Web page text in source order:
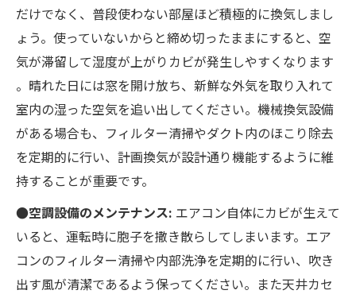
だけでなく、普段使わない部屋ほど積極的に換気しまし
ょう。使っていないからと締め切ったままにすると、空
気が滞留して湿度が上がりカビが発生しやすくなります​
。晴れた日には窓を開け放ち、新鮮な外気を取り入れて
室内の湿った空気を追い出してください。機械換気設備
がある場合も、フィルター清掃やダクト内のほこり除去
を定期的に行い、計画換気が設計通り機能するように維
持することが重要です。
●空調設備のメンテナンス: エアコン自体にカビが生えて
いると、運転時に胞子を撒き散らしてしまいます。エア
コンのフィルター清掃や内部洗浄を定期的に行い、吹き
出す風が清潔であるよう保ってください。また天井カセ